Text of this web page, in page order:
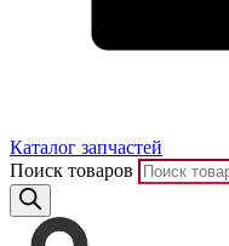
Каталог запчастей
Поиск товаров